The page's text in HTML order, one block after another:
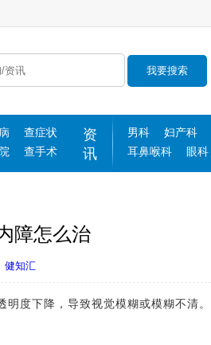
我要搜索
查症状
查手术
资
讯
男科 妇产科
耳鼻喉科
眼科
障怎么治
健知汇
度下降，导致视觉模糊或模糊不清。